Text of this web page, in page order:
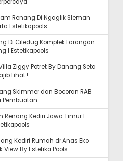
Renang Di Ngaglik Sleman
Estetikapools
Di Ciledug Komplek Larangan
I Estetikapools
Ziggy Potret By Danang Seta
Lihat !
Skimmer dan Bocoran RAB
Pembuatan
Renang Kediri Jawa Timur I
Kediri Rumah dr.Anas Eko
View By Estetika Pools